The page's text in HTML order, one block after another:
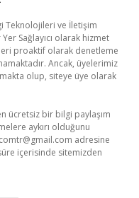
Teknolojileri ve İletişim
Sağlayıcı olarak hizmet
proaktif olarak denetleme
Ancak, üyelerimiz
olup, siteye üye olarak
ücretsiz bir bilgi paylaşım
aykırı olduğunu
adresine
içerisinde sitemizden